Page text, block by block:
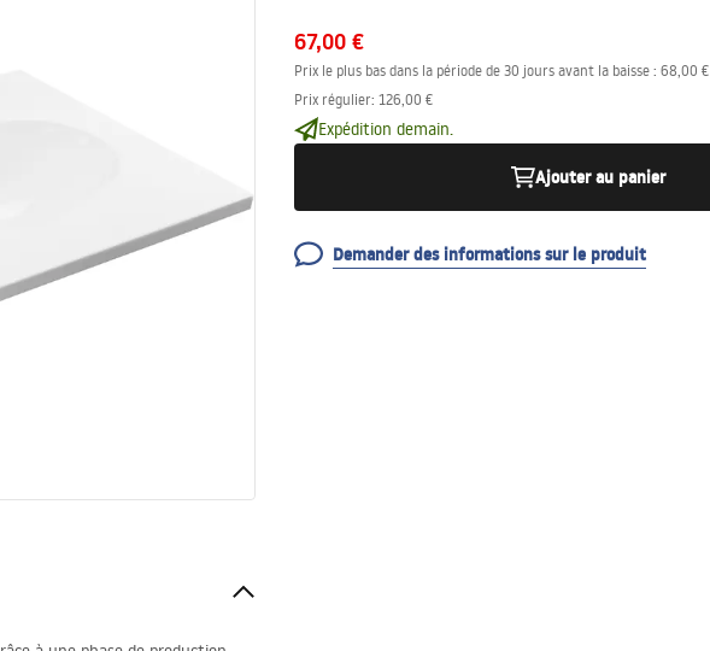
67,00 €
Prix le plus bas dans la période de 30 jours avant la baisse : 68,00 €
Prix régulier: 126,00 €
Expédition demain.
Ajouter au panier
Demander des informations sur le produit